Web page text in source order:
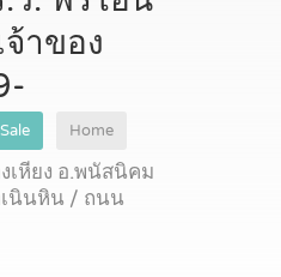
จ้าของ
Home
หียง อ.พนัสนิคม
นินหิน / ถนน